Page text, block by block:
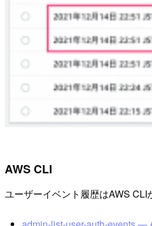
AWS CLI
ユーザーイベント履歴はAWS CLI